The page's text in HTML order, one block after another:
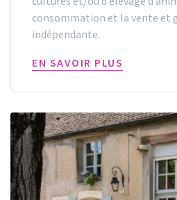
consommation et la vente et
indépendante.
EN SAVOIR PLUS